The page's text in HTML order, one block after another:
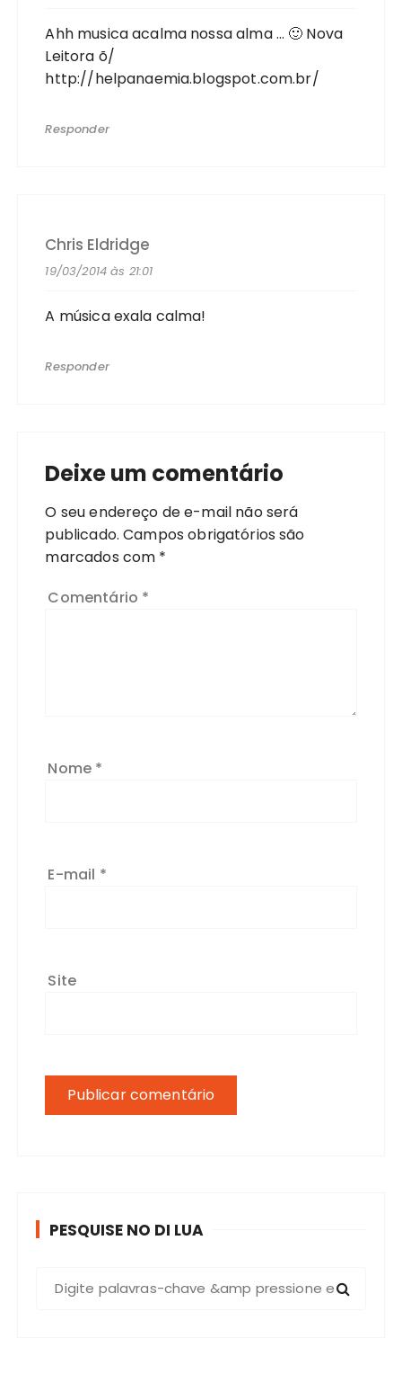
Ahh musica acalma nossa alma … 🙂 Nova
Leitora õ/
http://helpanaemia.blogspot.com.br/
Responder
Chris Eldridge
19/03/2014 às 21:01
A música exala calma!
Responder
Deixe um comentário
O seu endereço de e-mail não será
publicado. Campos obrigatórios são
marcados com *
Comentário *
Nome *
E-mail *
Site
PESQUISE NO DI LUA